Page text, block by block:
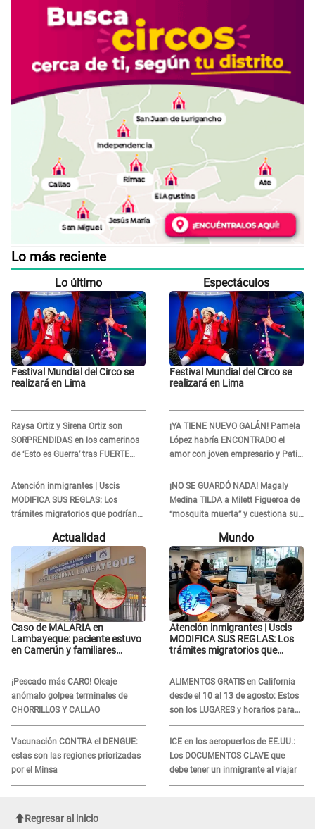
Lo más reciente
Lo último
Festival Mundial del Circo se
realizará en Lima
Raysa Ortiz y Sirena Ortiz son
SORPRENDIDAS en los camerinos
de ‘Esto es Guerra’ tras FUERTE
ENFRENTAMIENTO con Gabriel
Moisés: “Gracias”
Atención inmigrantes | Uscis
MODIFICA SUS REGLAS: Los
trámites migratorios que podrían
necesitar tu prueba de ADN
Espectáculos
Festival Mundial del Circo se
realizará en Lima
¡YA TIENE NUEVO GALÁN! Pamela
López habría ENCONTRADO el
amor con joven empresario y Pati
Lorena la ECHA en VIVO
¡NO SE GUARDÓ NADA! Magaly
Medina TILDA a Milett Figueroa de
“mosquita muerta” y cuestiona su
RECONCILIACIÓN con Marcelo
Tinelli en TV argentina
Actualidad
Caso de MALARIA en
Lambayeque: paciente estuvo
en Camerún y familiares
¡Pescado más CARO! Oleaje
anómalo golpea terminales de
CHORRILLOS Y CALLAO
Vacunación CONTRA el DENGUE:
estas son las regiones priorizadas
por el Minsa
Mundo
Atención inmigrantes | Uscis
MODIFICA SUS REGLAS: Los
trámites migratorios que
ALIMENTOS GRATIS en California
desde el 10 al 13 de agosto: Estos
son los LUGARES y horarios para
recibir la ayuda
ICE en los aeropuertos de EE.UU.:
Los DOCUMENTOS CLAVE que
debe tener un inmigrante al viajar
Regresar al inicio